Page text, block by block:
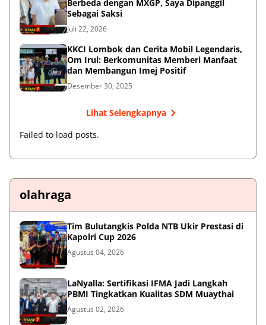
Berbeda dengan MXGP, Saya Dipanggil
Sebagai Saksi
Juli 22, 2026
KKCI Lombok dan Cerita Mobil Legendaris,
Om Irul: Berkomunitas Memberi Manfaat
dan Membangun Imej Positif
Desember 30, 2025
Lihat Selengkapnya
Failed to load posts.
olahraga
Tim Bulutangkis Polda NTB Ukir Prestasi di
Kapolri Cup 2026
Agustus 04, 2026
LaNyalla: Sertifikasi IFMA Jadi Langkah
PBMI Tingkatkan Kualitas SDM Muaythai
Agustus 02, 2026